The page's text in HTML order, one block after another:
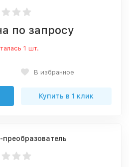
по запросу
1 шт.
В избранное
Купить в 1 клик
преобразователь